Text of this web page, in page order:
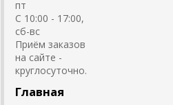
пт
С 10:00 - 17:00,
сб-вс
Приём заказов
на сайте -
круглосуточно.
Главная